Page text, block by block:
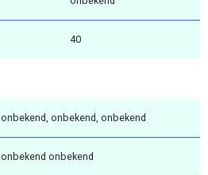
40
onbekend, onbekend, onbekend
onbekend onbekend